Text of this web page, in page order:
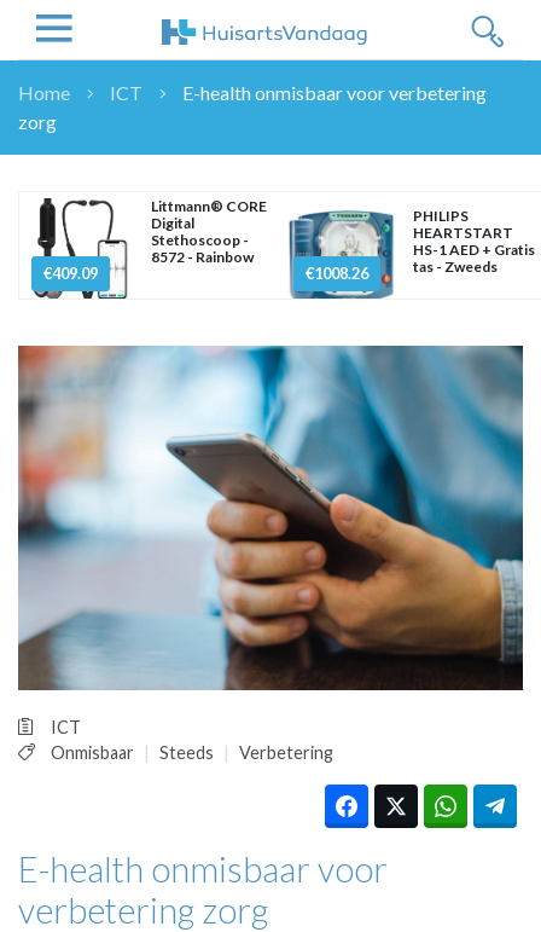
OVERHEID
WETENSCHAP
ZORGVERZEKERAARS
NASCHOLINGEN
DOSSIER
NHG
OPINIE
HUISARTSENPOST
PRAKTIJKZAKEN
TARIEVEN
VPHUISARTSEN
MEDISCHE VAKHANDEL
REGISTRATIE
Home ICT
E-health onmisbaar voor verbetering
zorg
€409.09
Littmann® CORE
Digital
Stethoscoop -
8572 - Rainbow
€1008.26
PHILIPS
HEARTSTART
HS-1 AED + Gratis
tas - Zweeds
ICT
Onmisbaar
Steeds Verbetering
E-health onmisbaar voor
verbetering zorg